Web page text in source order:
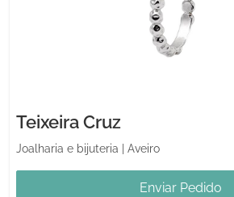
Teixeira Cruz
Joalharia e bijuteria Aveiro
Enviar Pedido